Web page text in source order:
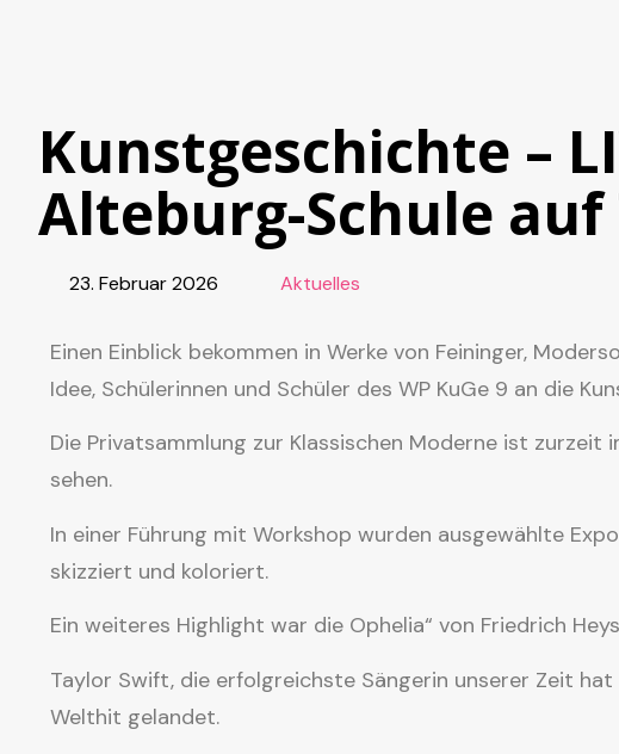
Kunstgeschichte –
Alteburg-Schule auf
23. Februar 2026 Aktuelles
Einen Einblick bekommen in Werke von Feininger,
Idee, Schülerinnen und Schüler des WP KuGe 9 an die
Die Privatsammlung zur Klassischen Moderne ist zurzeit
sehen.
In einer Führung mit Workshop wurden ausgewählte
skizziert und koloriert.
Ein weiteres Highlight war die Ophelia“ von Friedrich
Taylor Swift, die erfolgreichste Sängerin unserer Zeit hat
Welthit gelandet.